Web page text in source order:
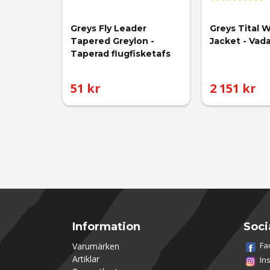
Greys Fly Leader
Tapered Greylon -
Taperad flugfisketafs
51 kr
Greys Tital
Jacket -
2 151 kr
Information
Varumärken
Artiklar